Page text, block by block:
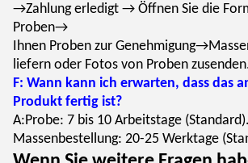
→Zahlung erledigt → Öffnen Sie die
Proben→
Ihnen Proben zur
liefern oder Fotos von Proben
F: Wann kann ich erwarten, dass das
Produkt fertig ist?
A:Probe: 7 bis 10 Arbeitstage (Standard).
Massenbestellung: 20-25 Werktage